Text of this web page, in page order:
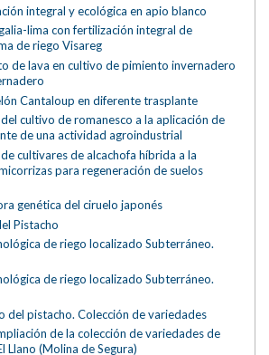
integral y ecológica en apio blanco
lima con fertilización integral de
de riego Visareg
de lava en cultivo de pimiento invernadero
Cantaloup en diferente trasplante
cultivo de romanesco a la aplicación de
de una actividad agroindustrial
cultivares de alcachofa híbrida a la
para regeneración de suelos
genética del ciruelo japonés
Pistacho
de riego localizado Subterráneo.
de riego localizado Subterráneo.
del pistacho. Colección de variedades
de la colección de variedades de
Llano (Molina de Segura)